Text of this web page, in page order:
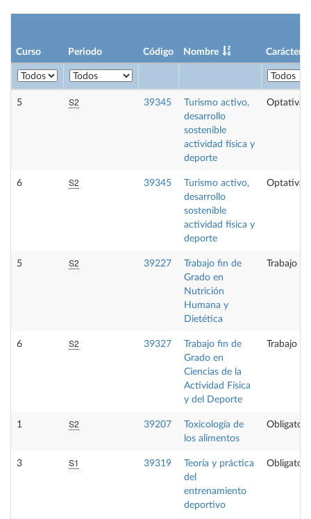
Curso Periodo Código Nombre Carácter
5 S2 39345
Turismo activo,
desarrollo
sostenible
actividad física y
deporte
Optativa
6 S2 39345
Turismo activo,
desarrollo
sostenible
actividad física y
deporte
Optativa
5 S2 39227
Trabajo fin de
Grado en
Nutrición
Humana y
Dietética
Trabajo
6 S2 39327
Trabajo fin de
Grado en
Ciencias de la
Actividad Física
y del Deporte
Trabajo
1 S2 39207
Toxicología de
los alimentos
3 S1 39319
Teoría y práctica
del
entrenamiento
deportivo